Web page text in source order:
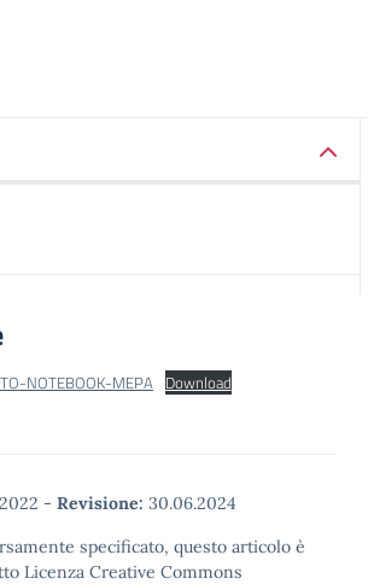
NOTEBOOK-MEPA Download
- Revisione: 30.06.2024
specificato, questo articolo è
Licenza Creative Commons